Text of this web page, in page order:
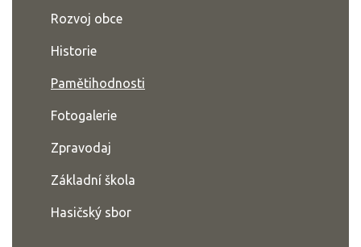
Rozvoj obce
Historie
Pamětihodnosti
Fotogalerie
Zpravodaj
Základní škola
Hasičský sbor